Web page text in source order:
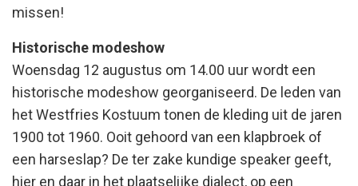
missen!
Historische modeshow
Woensdag 12 augustus om 14.00 uur wordt een
historische modeshow georganiseerd. De leden van
het Westfries Kostuum tonen de kleding uit de jaren
1900 tot 1960. Ooit gehoord van een klapbroek of
een harseslap? De ter zake kundige speaker geeft,
hier en daar in het plaatselijke dialect, op een